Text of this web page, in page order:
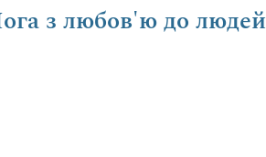
з любов'ю до людей